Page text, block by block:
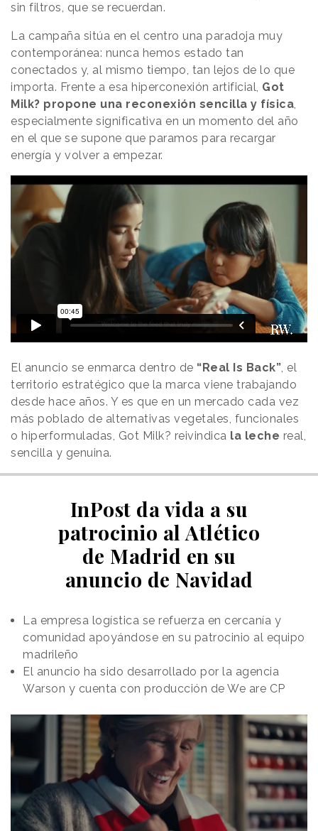
sin filtros, que se recuerdan.
La campaña sitúa en el centro una paradoja muy
contemporánea: nunca hemos estado tan
conectados y, al mismo tiempo, tan lejos de lo que
importa. Frente a esa hiperconexión artificial, Got
Milk? propone una reconexión sencilla y física,
especialmente significativa en un momento del año
en el que se supone que paramos para recargar
energía y volver a empezar.
El anuncio se enmarca dentro de “Real Is Back”, el
territorio estratégico que la marca viene trabajando
desde hace años. Y es que en un mercado cada vez
más poblado de alternativas vegetales, funcionales
o hiperformuladas, Got Milk? reivindica la leche real,
sencilla y genuina.
InPost da vida a su
patrocinio al Atlético
de Madrid en su
anuncio de Navidad
La empresa logística se refuerza en cercanía y
comunidad apoyándose en su patrocinio al equipo
madrileño
El anuncio ha sido desarrollado por la agencia
Warson y cuenta con producción de We are CP